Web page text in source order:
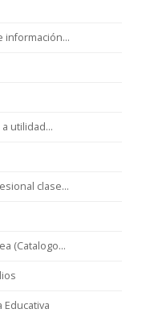
información...
utilidad...
clase...
(Catalogo...
Educativa